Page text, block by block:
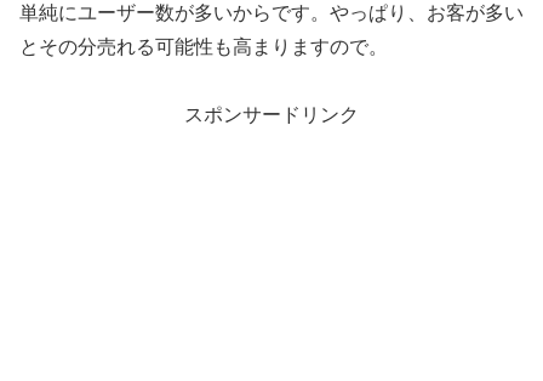
単純にユーザー数が多いからです。やっぱり、お客が多い
とその分売れる可能性も高まりますので。
スポンサードリンク